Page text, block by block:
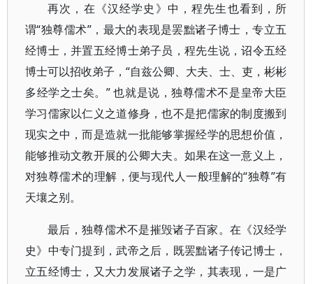
再次，在《汉经学史》中，程先生也看到，所
谓“独尊儒术”，最大的表现是罢黜诸子博士，专立五
经博士，并置五经博士弟子员，程先生说，诏令五经
博士可以招收弟子，“自兹公卿、大夫、士、吏，彬彬
多经学之士矣。” 也就是说，独尊儒术不是皇帝大臣
学习儒家以仁义之道修身，也不是把儒家的制度搬到
现实之中，而是造就一批能够掌握经学的思想价值，
能够推动文教开展的公卿大夫。如果在这一意义上，
对独尊儒术的理解，便与现代人一般理解的“独尊”有
天壤之别。
最后，独尊儒术不是摧毁诸子百家。在《汉经学
史》中专门提到，武帝之后，既罢黜诸子传记博士，
立五经博士，又大力发展诸子之学，其表现，一是广